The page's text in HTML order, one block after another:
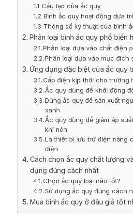
Cấu tạo của ắc quy
Bình ắc quy hoạt động dựa
Thông số kỹ thuật của bình
Phân loại bình ắc quy phổ biến
Phân loại dựa vào chất điện
Phân loại dựa vào mục đích
Ứng dụng đặc biệt của ắc quy
Cấp điện kịp thời cho trường
Ắc quy dùng để khởi động
Dùng ắc quy để sản xuất
xanh
Ắc quy dùng để giảm áp
khí nén
Là thiết bị lưu trữ điện năng
điện
Cách chọn ắc quy chất lượng
dụng đúng cách nhất
Chọn ắc quy loại nào tốt?
Sử dụng ắc quy đúng cách
Mua bình ắc quy ở đâu giá tốt